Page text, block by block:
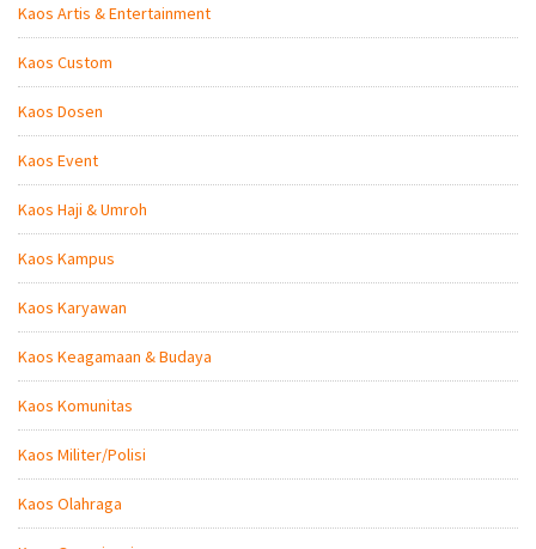
Kaos Artis & Entertainment
Kaos Custom
Kaos Dosen
Kaos Event
Kaos Haji & Umroh
Kaos Kampus
Kaos Karyawan
Kaos Keagamaan & Budaya
Kaos Komunitas
Kaos Militer/Polisi
Kaos Olahraga